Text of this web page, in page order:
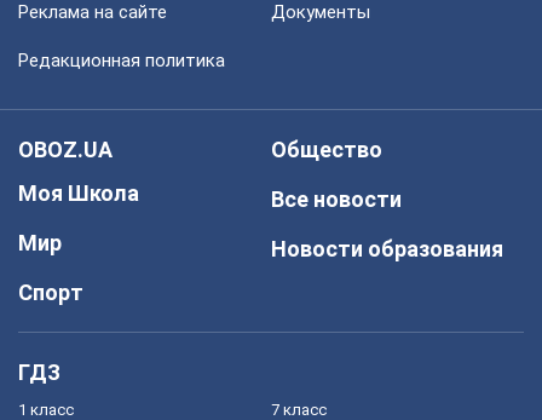
Реклама на сайте Документы
Редакционная политика
OBOZ.UA
Моя Школа
Мир
Спорт
Общество
Все новости
Новости образования
ГДЗ
1 класс 7 класс